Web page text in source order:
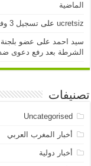
الماضية
ucretsiz علىتسجيل 3 وفيات و197 إصابة جديدة خلال 24 ساعة الماضية
سيد احمد على عضو
الشرطة بعد رفع دعوى
تصنيفات
Uncategorised
أخبار المغرب العربي
أخبار دولية